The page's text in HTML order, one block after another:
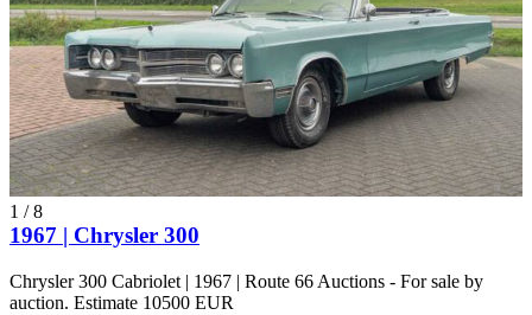
1 /8
1967 | Chrysler 300
Chrysler 300 Cabriolet | 1967 | Route 66 Auctions - For sale by
auction. Estimate 10500 EUR